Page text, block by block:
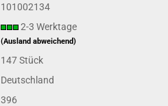
101002134
2-3 Werktage
(Ausland abweichend)
147Stück
Deutschland
396